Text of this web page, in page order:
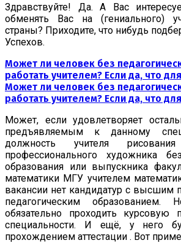
Здравствуйте! Да. А Вас
обменять Вас на (гениального)
страны? Приходите, что нибудь
Успехов.
Может ли человек без
работать учителем? Если да, что
Может ли человек без
работать учителем? Если да, что
Может, если удовлетворяет
предъявляемым к данному
должность учителя
профессионального художника
образования или выпускника
математики МГУ учителем
вакансии нет кандидатур с высшим
педагогическим образованием.
обязательно проходить курсовую
специальности. И ещё, у него
прохождением аттестации . Вот